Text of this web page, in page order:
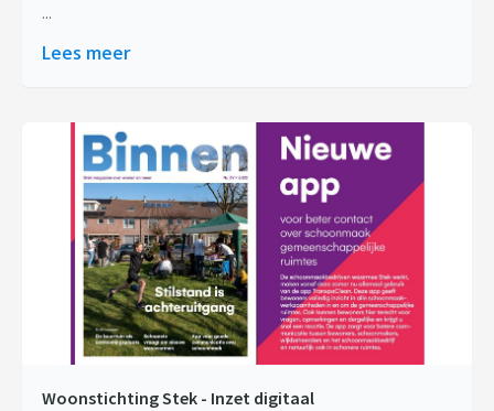
...
Lees meer
Woonstichting Stek - Inzet digitaal